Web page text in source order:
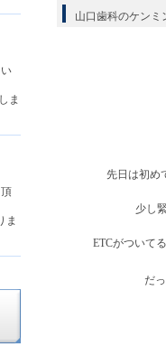
山口歯科のケン
先日は初め
少し
ETCがついて
だ
ま
ま